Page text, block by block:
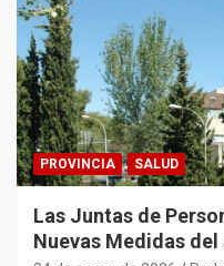
PROVINCIA SALUD
Las Juntas de
Nuevas Medidas del